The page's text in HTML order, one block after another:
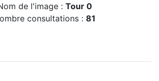
de l'image : Tour 0
consultations : 81